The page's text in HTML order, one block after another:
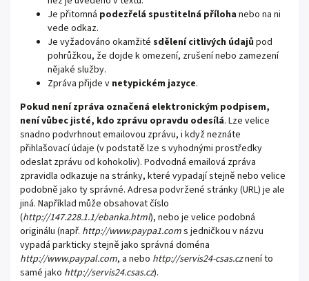
Je přitomná podezřelá spustitelná příloha nebo na ni
vede odkaz.
Je vyžadováno okamžité sdělení citlivých údajů pod
pohrůžkou, že dojde k omezení, zrušení nebo zamezení
nějaké služby.
Zpráva přijde v netypickém jazyce.
Pokud není zpráva označená elektronickým podpisem,
není vůbec jisté, kdo zprávu opravdu odesílá. Lze velice
snadno podvrhnout emailovou zprávu, i když neznáte
přihlašovací údaje (v podstatě lze s vyhodnými prostředky
odeslat zprávu od kohokoliv). Podvodná emailová zpráva
zpravidla odkazuje na stránky, které vypadají stejně nebo velice
podobně jako ty správné. Adresa podvržené stránky (URL) je ale
jiná. Například může obsahovat číslo
(http://147.228.1.1/ebanka.html), nebo je velice podobná
originálu (např. http://www.paypa1.coms jedničkou v názvu
vypadá parkticky stejně jako správná doména
http://www.paypal.com, a nebo http://servis24-csas.cznení to
samé jako http://servis24.csas.cz).